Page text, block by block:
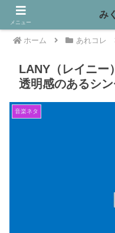
ホーム あれコレ
LANY（レイニー
透明感のあるシ
音楽ネタ
メニュー
み